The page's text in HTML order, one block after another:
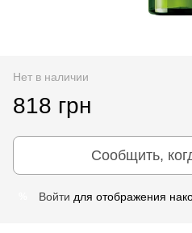
Нет в наличии
818 грн
Сообщить,
Войти для отображения